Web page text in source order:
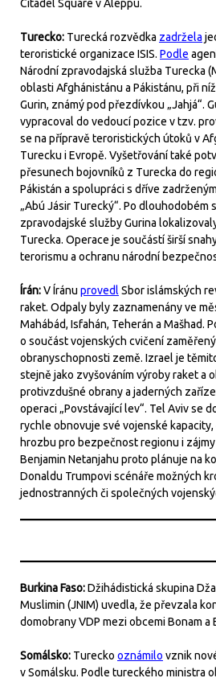
Citadel Square v Aleppu.
Turecko: Turecká rozvědka zadržela
teroristické organizace ISIS. Podle
Národní zpravodajská služba Turecka
oblasti Afghánistánu a Pákistánu, při
Gurin, známý pod přezdívkou „Jahjá“.
vypracoval do vedoucí pozice v tzv.
se na přípravě teroristických útoků v
Turecku i Evropě. Vyšetřování také
přesunech bojovníků z Turecka do
Pákistán a spolupráci s dříve
„Abú Jásir Turecký“. Po dlouhodobém
zpravodajské služby Gurina
Turecka. Operace je součástí širší
terorismu a ochranu národní
Írán:V Íránu provedl Sbor islámských
raket. Odpaly byly zaznamenány ve
Mahábád, Isfahán, Teherán a Mašhad.
o součást vojenských cvičení
obranyschopnosti země. Izrael je
stejně jako zvyšováním výroby raket a
protivzdušné obrany a jaderných
operaci „Povstávající lev“. Tel Aviv se
rychle obnovuje své vojenské
hrozbu pro bezpečnost regionu i
Benjamin Netanjahu proto plánuje na
Donaldu Trumpovi scénáře možných
jednostranných či společných
Burkina Faso:Džihádistická skupina
Muslimin (JNIM) uvedla, že převzala
domobrany VDP mezi obcemi Bonam a
Somálsko: Turecko oznámilo vznik
v Somálsku. Podle tureckého ministra